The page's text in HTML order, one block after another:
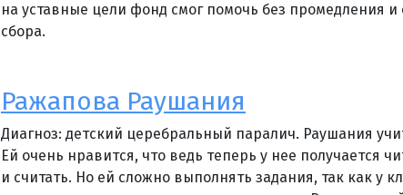
на уставные цели фонд смог помочь без промедления и
сбора.
Ражапова Раушания
Диагноз: детский церебральный паралич. Раушания
Ей очень нравится, что ведь теперь у нее получается
и считать. Но ей сложно выполнять задания, так как у